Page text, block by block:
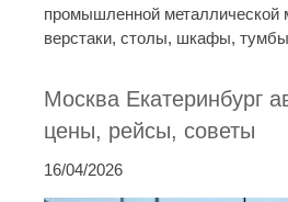
промышленной металлической
верстаки, столы, шкафы,
Москва Екатеринбург
цены, рейсы, советы
16/04/2026